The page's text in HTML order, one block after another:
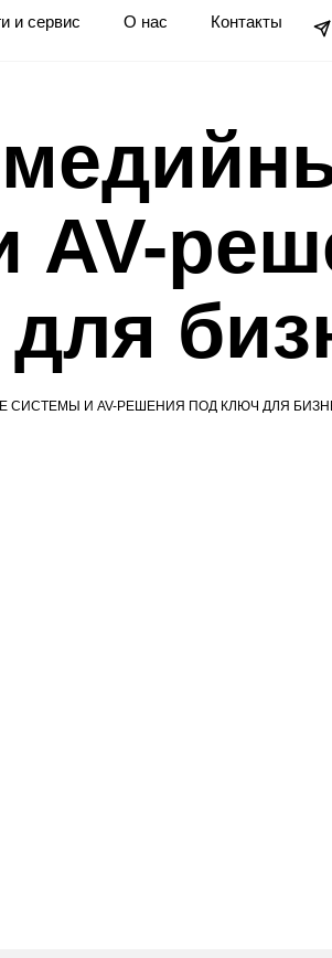
и сервис О нас Контакты
AV-
СИСТЕМЫ И AV-РЕШЕНИЯ ПОД КЛЮЧ ДЛЯ